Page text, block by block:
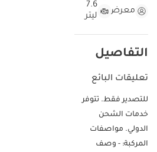
معرض
7.6
ليتر
التفاصيل
تعليقات البائع
للتصدير فقط. تتوفر
خدمات الشحن
الدولي. مواصفات
المركبة: - وصف